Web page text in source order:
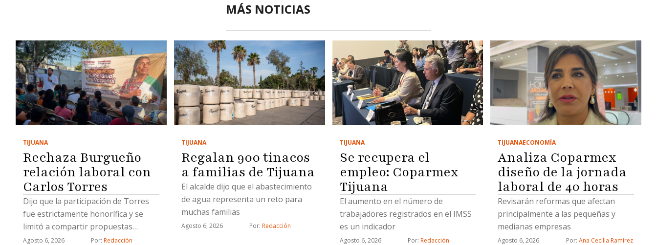
MÁS NOTICIAS
TIJUANA
Rechaza Burgueño
relación laboral con
Carlos Torres
Dijo que la participación de Torres
fue estrictamente honorífica y se
limitó a compartir propuestas
relacionadas con proyectos
Agosto 6, 2026 Por: Redacción
TIJUANA
Regalan 900 tinacos
a familias de Tijuana
El alcalde dijo que el abastecimiento
de agua representa un reto para
muchas familias
Agosto 6, 2026 Por: Redacción
TIJUANA
Se recupera el
empleo: Coparmex
Tijuana
El aumento en el número de
trabajadores registrados en el IMSS
es un indicador
Agosto 6, 2026 Por: Redacción
TIJUANAECONOMÍA
Analiza Coparmex
diseño de la jornada
laboral de 40 horas
Revisarán reformas que afectan
principalmente a las pequeñas y
medianas empresas
Agosto 6, 2026 Por: Ana Cecilia Ramírez